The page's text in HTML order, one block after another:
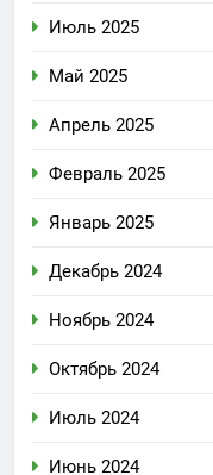
Июль 2025
Май 2025
Апрель 2025
Февраль 2025
Январь 2025
Декабрь 2024
Ноябрь 2024
Октябрь 2024
Июль 2024
Июнь 2024